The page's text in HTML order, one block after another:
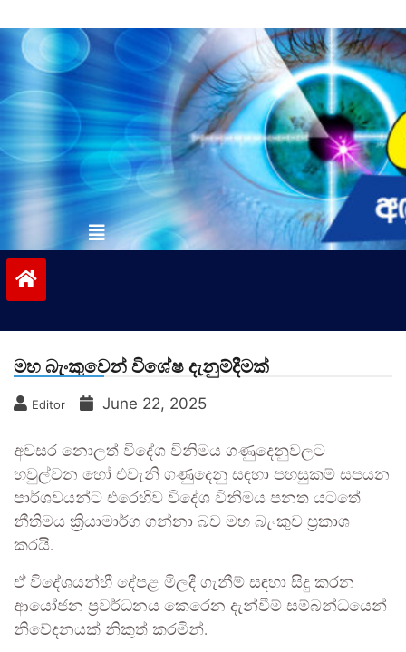
to
contentvinivida.lk
මහ බැංකුවෙන් විශේෂ දැනුම්දීමක්
Editor June 22, 2025
අවසර නොලත් විදේශ විනිමය ගණුදෙනුවලට
හවුල්වන හෝ එවැනි ගණුදෙනු සඳහා පහසුකම් සපයන
පාර්ශවයන්ට එරෙහිව විදේශ විනිමය පනත යටතේ
නීතිමය ක්‍රියාමාර්ග ගන්නා බව මහ බැංකුව ප්‍රකාශ
කරයි.
ඒ විදේශයන්හී දේපළ මිලදී ගැනීම් සඳහා සිදු කරන
ආයෝජන ප්‍රවර්ධනය කෙරෙන දැන්වීම් සම්බන්ධයෙන්
නිවේදනයක් නිකුත් කරමින්.